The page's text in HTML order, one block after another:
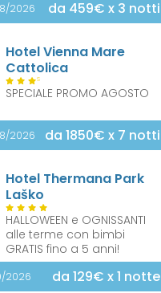
2026 da 459€ x 3 notti
Hotel Vienna Mare
Cattolica
S
SPECIALE PROMO AGOSTO
2026 da 1850€ x 7 notti
Hotel Thermana Park
Laško
HALLOWEEN e OGNISSANTI
alle terme con bimbi
GRATIS fino a 5 anni!
2026 da 129€ x 1 notte